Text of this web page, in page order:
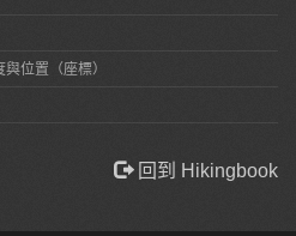
位置（座標）
回到 Hikingbook